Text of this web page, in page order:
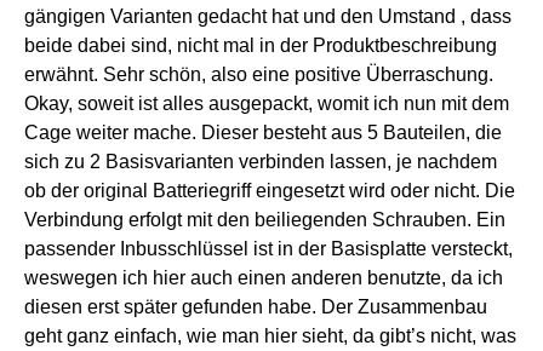
gängigen Varianten gedacht hat und den Umstand , dass
beide dabei sind, nicht mal in der Produktbeschreibung
erwähnt. Sehr schön, also eine positive Überraschung.
Okay, soweit ist alles ausgepackt, womit ich nun mit dem
Cage weiter mache. Dieser besteht aus 5 Bauteilen, die
sich zu 2 Basisvarianten verbinden lassen, je nachdem
ob der original Batteriegriff eingesetzt wird oder nicht. Die
Verbindung erfolgt mit den beiliegenden Schrauben. Ein
passender Inbusschlüssel ist in der Basisplatte versteckt,
weswegen ich hier auch einen anderen benutzte, da ich
diesen erst später gefunden habe. Der Zusammenbau
geht ganz einfach, wie man hier sieht, da gibt’s nicht, was